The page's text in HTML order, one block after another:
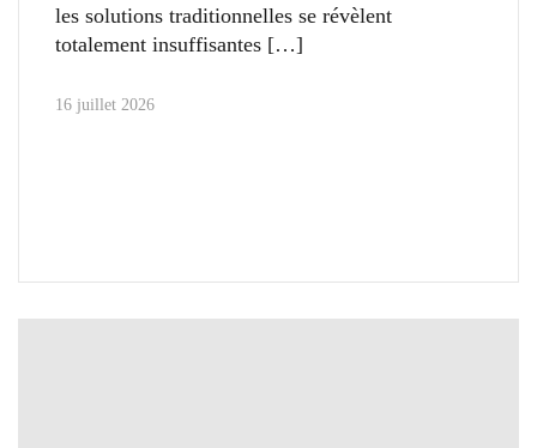
les solutions traditionnelles se révèlent
totalement insuffisantes
16 juillet 2026